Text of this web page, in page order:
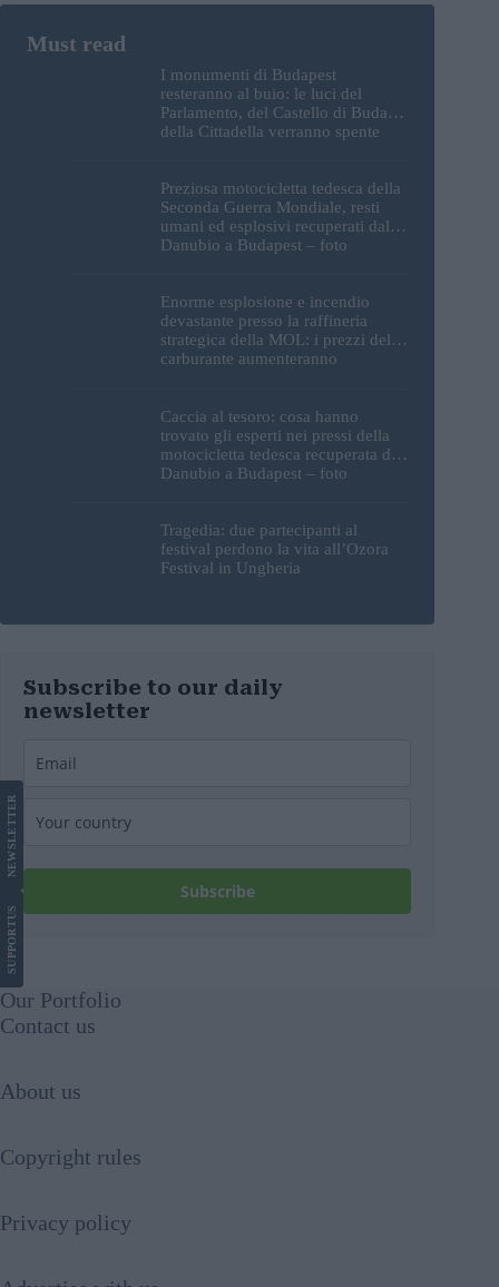
I monumenti di Budapest
resteranno al buio: le luci del
Parlamento, del Castello di Buda e
della Cittadella verranno spente
Preziosa motocicletta tedesca della
Seconda Guerra Mondiale, resti
umani ed esplosivi recuperati dal
Danubio a Budapest – foto
Enorme esplosione e incendio
devastante presso la raffineria
strategica della MOL: i prezzi del
carburante aumenteranno
Caccia al tesoro: cosa hanno
trovato gli esperti nei pressi della
motocicletta tedesca recuperata dal
Danubio a Budapest – foto
Tragedia: due partecipanti al
festival perdono la vita all’Ozora
Festival in Ungheria
Subscribe to our daily
newsletter
Subscribe
SUPPORT
US
NEWS
LETTER
Our Portfolio
Contact us
About us
Copyright rules
Privacy policy